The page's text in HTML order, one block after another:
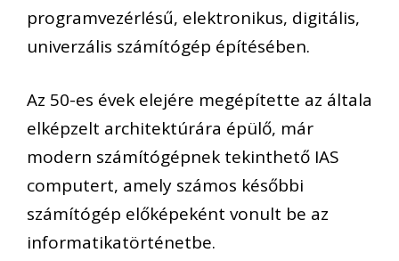
programvezérlésű, elektronikus, digitális,
univerzális számítógép építésében.
Az 50-es évek elejére megépítette az általa
elképzelt architektúrára épülő, már
modern számítógépnek tekinthető IAS
computert, amely számos későbbi
számítógép előképeként vonult be az
informatikatörténetbe.